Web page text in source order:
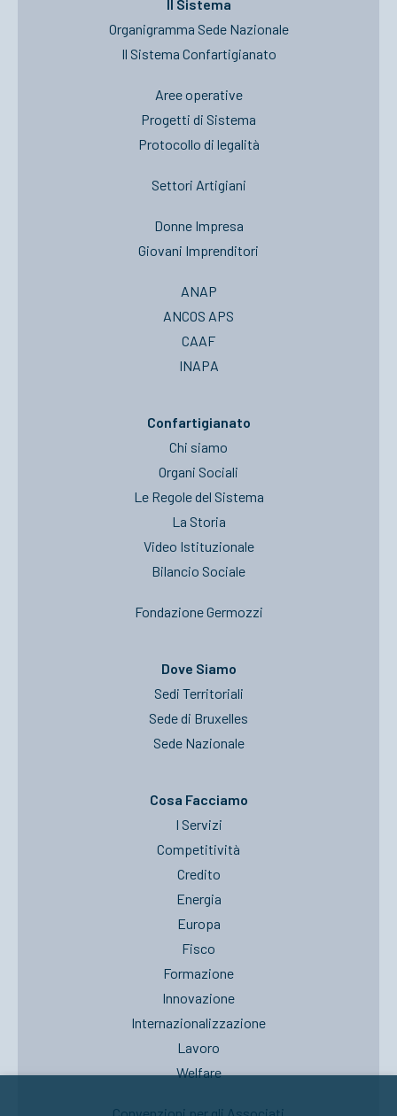
Il Sistema
Organigramma Sede Nazionale
Il Sistema Confartigianato
Aree operative
Progetti di Sistema
Protocollo di legalità
Settori Artigiani
Donne Impresa
Giovani Imprenditori
ANAP
ANCOS APS
CAAF
INAPA
Confartigianato
Chi siamo
Organi Sociali
Le Regole del Sistema
La Storia
Video Istituzionale
Bilancio Sociale
Fondazione Germozzi
Dove Siamo
Sedi Territoriali
Sede di Bruxelles
Sede Nazionale
Cosa Facciamo
I Servizi
Competitività
Credito
Energia
Europa
Fisco
Formazione
Innovazione
Internazionalizzazione
Lavoro
Welfare